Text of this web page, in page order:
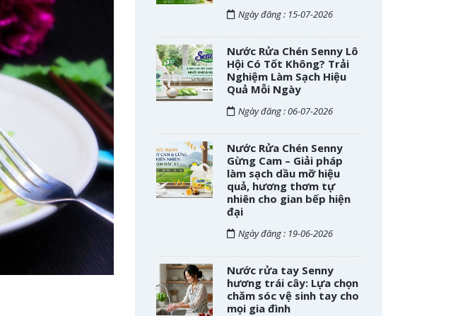
Ngày đăng : 15-07-2026
Nước Rửa Chén Senny Lô
Hội Có Tốt Không? Trải
Nghiệm Làm Sạch Hiệu
Quả Mỗi Ngày
Ngày đăng : 06-07-2026
Nước Rửa Chén Senny
Gừng Cam – Giải pháp
làm sạch dầu mỡ hiệu
quả, hương thơm tự
nhiên cho gian bếp hiện
đại
Ngày đăng : 19-06-2026
Nước rửa tay Senny
hương trái cây: Lựa chọn
chăm sóc vệ sinh tay cho
mọi gia đình